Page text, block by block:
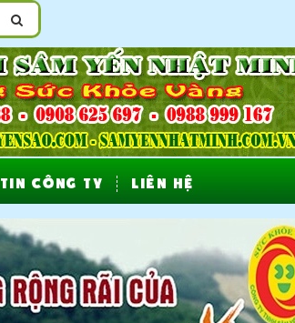
TIN CÔNG TY LIÊN HỆ